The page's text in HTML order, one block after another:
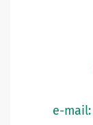
e-mail: